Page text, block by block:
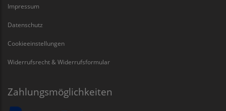
Impressum
Datenschutz
Cookieeinstellungen
Widerrufsrecht & Widerrufsformular
Zahlungsmöglichkeiten